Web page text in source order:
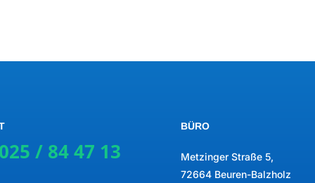
/ 84 47 13
BÜRO
Metzinger Straße 5,
72664 Beuren-Balzholz